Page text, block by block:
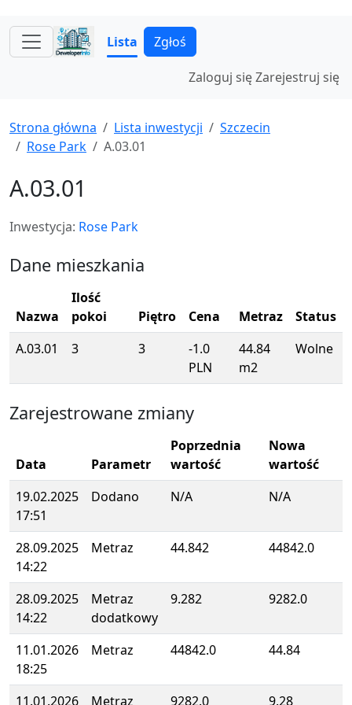
Lista Zgłoś
Zaloguj sięZarejestruj się
Strona główna Lista inwestycji
Szczecin
Rose Park
A.03.01
A.03.01
Inwestycja: Rose Park
Dane mieszkania
Nazwa
Ilość
pokoi
Piętro Cena Metraz
Status
A.03.01
3 3
-1.0
PLN
44.84
m2
Wolne
Zarejestrowane zmiany
Data Parametr
Poprzednia
wartość
Nowa
wartość
19.02.2025
17:51
Dodano N/A N/A
28.09.2025
14:22
Metraz 44.842 44842.0
28.09.2025
14:22
Metraz
dodatkowy
9.282 9282.0
11.01.2026
18:25
Metraz 44842.0 44.84
11.01.2026 Metraz 9282.0 9.28